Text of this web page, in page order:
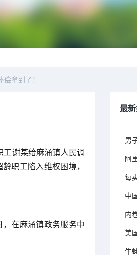
拿到了！
工谢某给麻涌镇人民调
职工陷入维权困境，
，在麻涌镇政务服务中
最
男
阿
每
中
内
美
牛